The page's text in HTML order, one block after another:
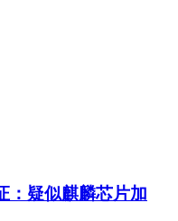
：疑似麒麟芯片加